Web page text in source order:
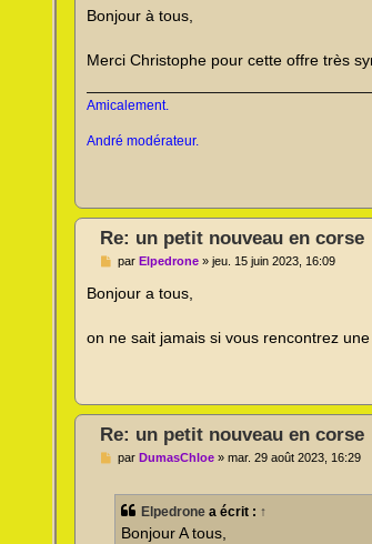
s
s
g
e
n
u
Bonjour à tous,
Merci Christophe pour cette offre très
Amicalement.
André modérateur.
Re: un petit nouveau en corse
M
s
s
g
e
l
u
par Elpedrone »jeu. 15 juin 2023, 16:09
Bonjour a tous,
on ne sait jamais si vous rencontrez
Re: un petit nouveau en corse
M
par DumasChloe »mar. 29 août 2023, 16:29
Elpedrone a écrit : ↑
Bonjour A tous,